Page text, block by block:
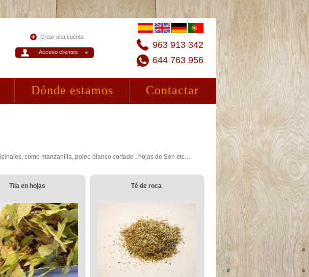
963 913 342
644 763 956
Acceso clientes
Crear una cuenta
Dónde estamos Contactar
como manzanilla, poleo blanco cortado , hojas de Sen etc…
Tila en hojas Té de roca